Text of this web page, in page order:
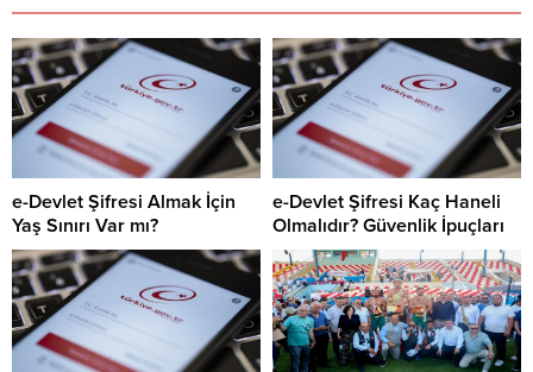
e-Devlet Şifresi Almak İçin
Yaş Sınırı Var mı?
e-Devlet Şifresi Kaç Haneli
Olmalıdır? Güvenlik İpuçları